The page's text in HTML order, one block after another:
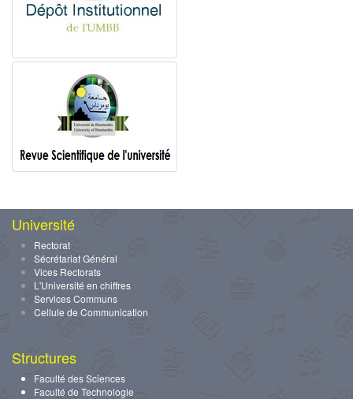
Université
Rectorat
Sécrétariat Général
Vices Rectorats
L'Université en chiffres
Services Communs
Cellule de Communication
Structures
Faculté des Sciences
Faculté de Technologie